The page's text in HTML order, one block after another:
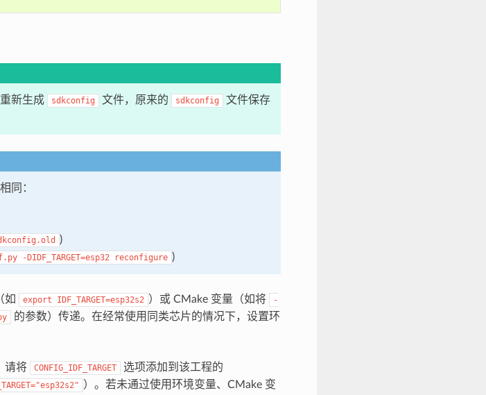
新生成 sdkconfig 文件，原来的 sdkconfig
文件保存
同：
)
-DIDF_TARGET=esp32 reconfigure )
如 export IDF_TARGET=esp32s2 ）或 CMake 变量（如将
-
的参数）传递。在经常使用同类芯片的情况下，设置环
请将 CONFIG_IDF_TARGET 选项添加到该工程的
）。若未通过使用环境变量、CMake 变